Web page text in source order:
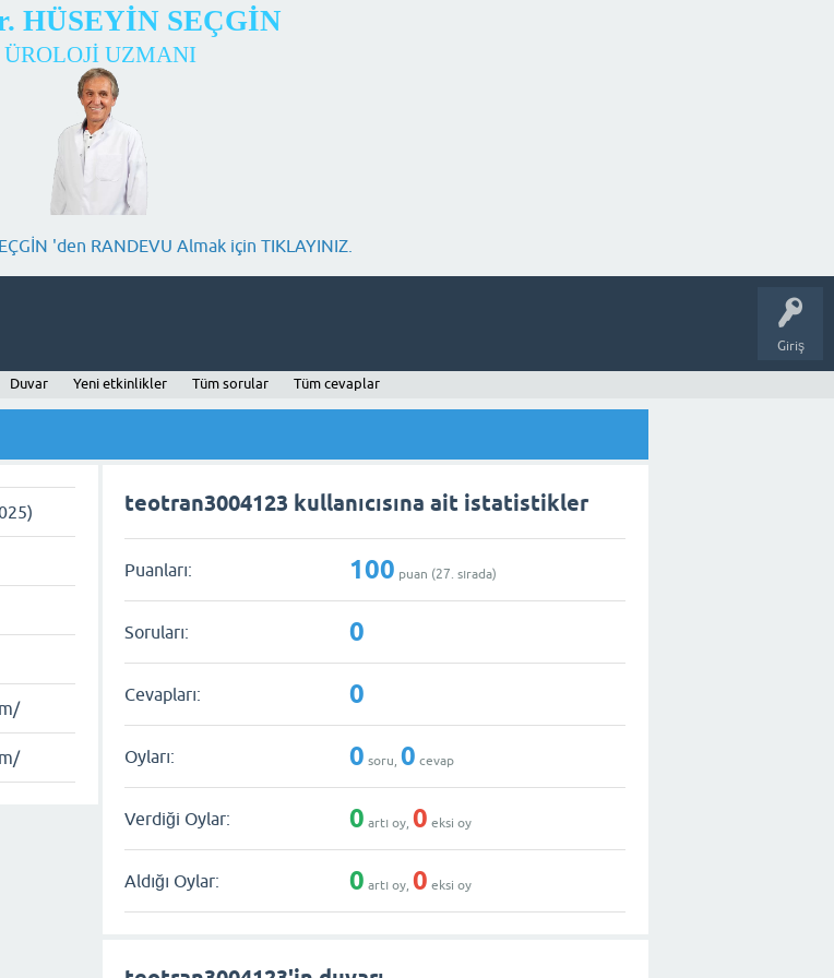
HÜSEYİN SEÇGİN
ÜROLOJİ UZMANI
'den RANDEVU Almak için TIKLAYINIZ.
Giriş
Duvar Yeni etkinlikler Tüm sorular Tüm cevaplar
teotran3004123 kullanıcısına ait istatistikler
Puanları: 100 puan (27 . sırada)
Soruları: 0
Cevapları: 0
Oyları: 0 soru,0 cevap
Verdiği Oylar: 0 artı oy,0 eksi oy
Aldığı Oylar: 0 artı oy,0 eksi oy